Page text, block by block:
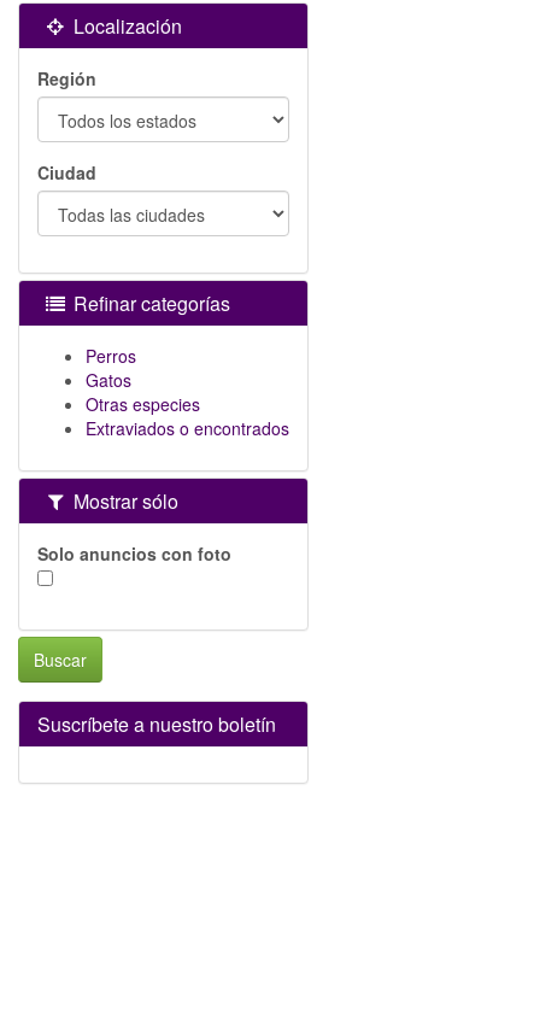
Localización
Región
Ciudad
Refinar categorías
Perros
Gatos
Otras especies
Extraviados o encontrados
Mostrar sólo
Solo anuncios con foto
Buscar
Suscríbete a nuestro boletín